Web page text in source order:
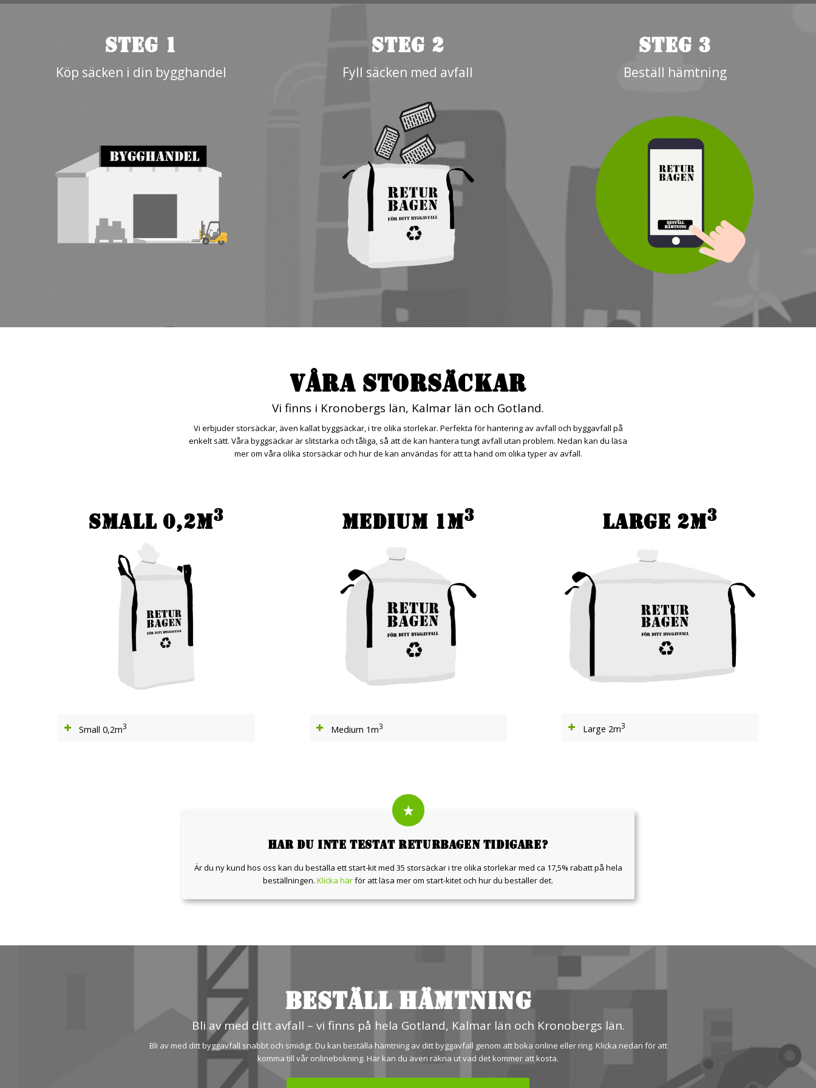
STEG 1
Köp säcken i din bygghandel
STEG 2
Fyll säcken med avfall
STEG 3
Beställ hämtning
VÅRA STORSÄCKAR
Vi finns i Kronobergs län, Kalmar län och Gotland.
Vi erbjuder storsäckar, även kallat byggsäckar, i tre olika storlekar. Perfekta för hantering av avfall och byggavfall på
enkelt sätt. Våra byggsäckar är slitstarka och tåliga, så att de kan hantera tungt avfall utan problem. Nedan kan du läsa
mer om våra olika storsäckar och hur de kan användas för att ta hand om olika typer av avfall.
SMALL 0,2M3
Small 0,2m3
MEDIUM 1M3
Medium 1m3
LARGE 2M3
Large 2m3
HAR DU INTE TESTAT RETURBAGEN TIDIGARE?
Är du ny kund hos oss kan du beställa ett start-kit med 35 storsäckar i tre olika storlekar med ca 17,5% rabatt på hela
beställningen. Klicka härför att läsa mer om start-kitet och hur du beställer det.
BESTÄLL HÄMTNING
Bli av med ditt avfall – vi finns på hela Gotland, Kalmar län och Kronobergs län.
Bli av med ditt byggavfall snabbt och smidigt. Du kan beställa hämtning av ditt byggavfall genom att boka online eller ring. Klicka nedan för att
komma till vår onlinebokning. Här kan du även räkna ut vad det kommer att kosta.